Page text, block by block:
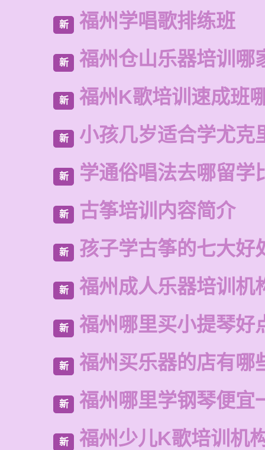
新 福州学唱歌排练班
新 福州仓山乐器培训哪
新 福州K歌培训速成班
新 小孩几岁适合学尤克
新 学通俗唱法去哪留学
新 古筝培训内容简介
新 孩子学古筝的七大好
新 福州成人乐器培训机
新 福州哪里买小提琴好
新 福州买乐器的店有哪
新 福州哪里学钢琴便宜
新 福州少儿K歌培训机